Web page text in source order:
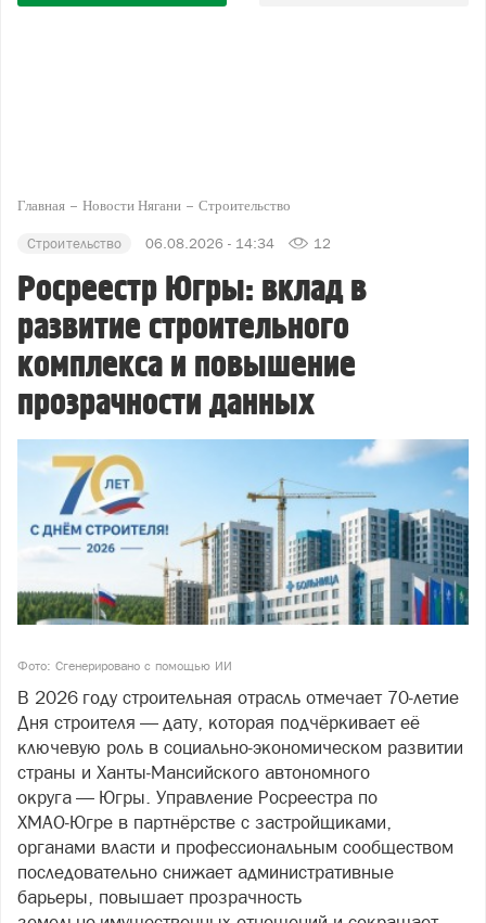
Главная Новости Нягани Строительство
Строительство 06.08.2026 - 14:34 12
Росреестр Югры: вклад в
развитие строительного
комплекса и повышение
прозрачности данных
Фото: Сгенерировано с помощью ИИ
В 2026 году строительная отрасль отмечает 70‑летие
Дня строителя — дату, которая подчёркивает её
ключевую роль в социально‑экономическом развитии
страны и Ханты‑Мансийского автономного
округа — Югры. Управление Росреестра по
ХМАО‑Югре в партнёрстве с застройщиками,
органами власти и профессиональным сообществом
последовательно снижает административные
барьеры, повышает прозрачность